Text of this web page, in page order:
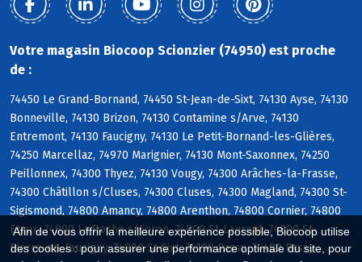
Afin de vous offrir la meilleure expérience possible, Biocoop utilise
des cookies : pour assurer une performance optimale du site, pour
Votre magasin Biocoop Scionzier (74950) est proche
de :
74450 Le Grand-Bornand, 74450 St-Jean-de-Sixt, 74130 Ayse, 74130
Bonneville, 74130 Brizon, 74130 Contamine s/Arve, 74130
Entremont, 74130 Faucigny, 74130 Le Petit-Bornand-les-Glières,
74250 Marcellaz, 74970 Marignier, 74130 Mont-Saxonnex, 74250
Peillonnex, 74300 Thyez, 74130 Vougy, 74300 Arâches-la-Frasse,
74300 Châtillon s/Cluses, 74300 Cluses, 74300 Magland, 74300 St-
Sigismond, 74800 Amancy, 74800 Arenthon, 74800 Cornier, 74800
Etaux, 74800 La Roche s/Foron, 74800 St-Laurent, 74800 St-
Pierre-en-Faucigny, 74800 St-Sixt, 74190 Passy, 74480 Passy